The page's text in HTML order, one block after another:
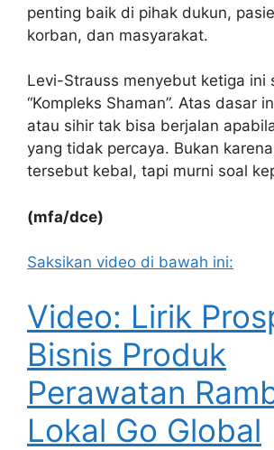
penting baik di pihak dukun,
korban, dan masyarakat.
Levi-Strauss menyebut ketiga ini
“Kompleks Shaman”. Atas dasar
atau sihir tak bisa berjalan
yang tidak percaya. Bukan
tersebut kebal, tapi murni soal
(mfa/dce)
Saksikan video di bawah ini:
Video: Lirik
Bisnis Produk
Perawatan
Lokal Go Global